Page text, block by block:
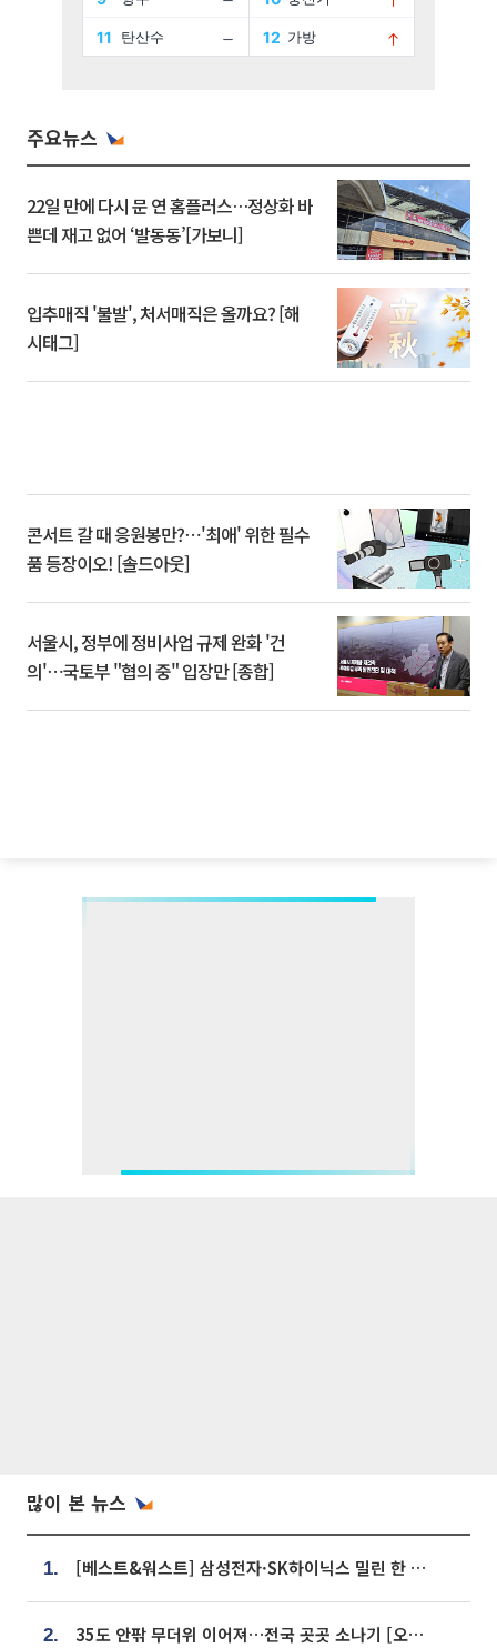
주요뉴스
22일 만에 다시 문 연 홈플러스…정상화 바
쁜데 재고 없어 ‘발동동’[가보니]
입추매직 '불발', 처서매직은 올까요? [해
시태그]
콘서트 갈 때 응원봉만?⋯'최애' 위한 필수
품 등장이오! [솔드아웃]
서울시, 정부에 정비사업 규제 완화 '건
의'⋯국토부 "협의 중" 입장만 [종합]
많이 본 뉴스
1. [베스트&워스트] 삼성전자·SK하이닉스 밀린 한 주…상상인증권은 85% 급등
2. 35도 안팎 무더위 이어져…전국 곳곳 소나기 [오늘 날씨]